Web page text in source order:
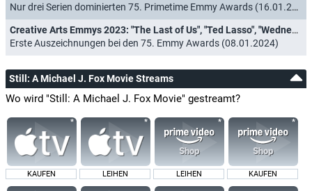
Nur drei Serien dominierten 75. Primetime Emmy Awards (16.01.2024)
Creative Arts Emmys 2023: "The Last of Us", "Ted Lasso", "Wednesday" und "The Bear" räumen ab
Erste Auszeichnungen bei den 75. Emmy Awards (08.01.2024)
Still: A Michael J. Fox Movie Streams
Wo wird "Still: A Michael J. Fox Movie" gestreamt?
KAUFEN LEIHEN LEIHEN KAUFEN